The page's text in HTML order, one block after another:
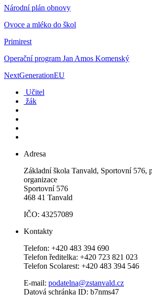
Národní plán obnovy
Ovoce a mléko do škol
Primirest
Operační program Jan Amos Komenský
NextGenerationEU
Učitel
žák
Adresa
Základní škola Tanvald, Sportovní 576,
organizace
Sportovní 576
468 41 Tanvald
IČO: 43257089
Kontakty
Telefon: +420 483 394 690
Telefon ředitelka: +420 723 821 023
Telefon Scolarest: +420 483 394 546
E-mail: podatelna@zstanvald.cz
Datová schránka ID: b7nms47